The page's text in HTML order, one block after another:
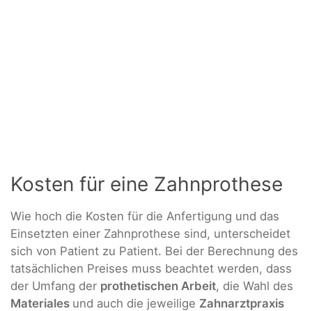
Kosten für eine Zahnprothese
Wie hoch die Kosten für die Anfertigung und das
Einsetzten einer Zahnprothese sind, unterscheidet
sich von Patient zu Patient. Bei der Berechnung des
tatsächlichen Preises muss beachtet werden, dass
der Umfang der prothetischen Arbeit, die Wahl des
Materiales und auch die jeweilige Zahnarztpraxis